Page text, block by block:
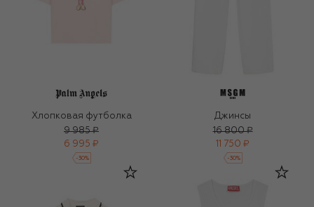
Хлопковая футболка
9 985 ₽
6 995 ₽
-30%
Джинсы
16 800 ₽
11 750 ₽
-30%